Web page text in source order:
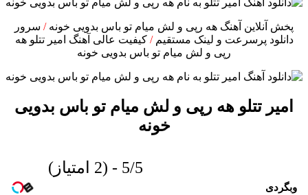
پخش آنلاین آهنگ هه رپى و لش ميام تو باس بدويى خونه/ سرور
دانلود پرسرعت و لینک مستقیم/ کیفیت عالی آهنگ امیر تتلو هه
رپى و لش ميام تو باس بدويى خونه
امیر تتلو هه رپى و لش ميام تو باس بدويى
خونه
5/5 - (2 امتیاز)
وبگردی